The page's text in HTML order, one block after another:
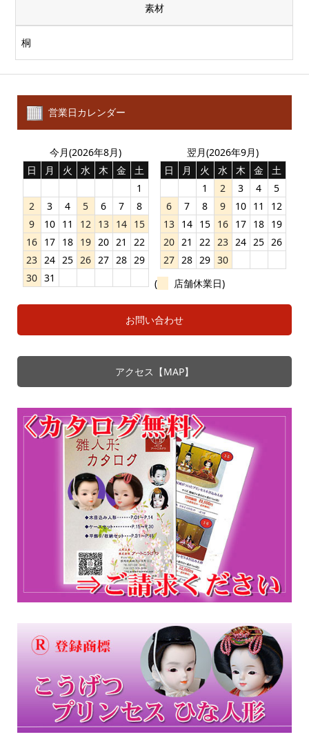
素材
桐
営業日カレンダー
今月(2026年8月)
日
月 火 水 木 金
土
1
2
3 4 5 6 7
8
9
10 11 12 13 14 15
16 17 18 19 20 21
22
23 24 25 26 27 28 29
30 31
翌月(2026年9月)
日
月 火 水 木 金
土
1
2 3 4
5
6
7 8 9 10 11
12
13 14 15 16 17 18 19
20 21 22 23 24 25 26
27 28 29 30
(
店舗休業日)
お問い合わせ
アクセス【MAP】